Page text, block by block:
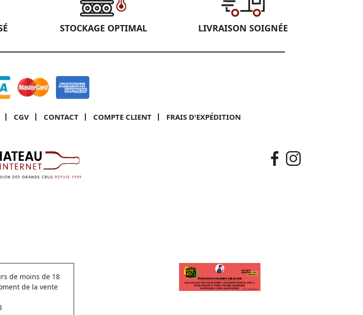
STOCKAGE OPTIMAL LIVRAISON SOIGNÉE
CGV CONTACT COMPTE CLIENT FRAIS D'EXPÉDITION
de moins de 18
de la vente